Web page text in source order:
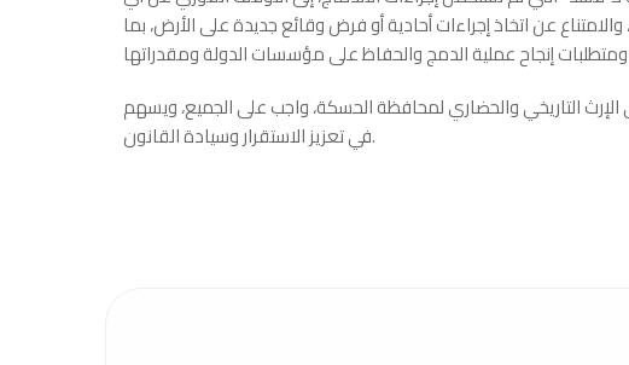
عن اتخاذ إجراءات أحادية أو فرض وقائع جديدة على الأرض، بما
التاريخي والحضاري لمحافظة الحسكة، واجب على الجميع، ويسهم
في تعزيز الاستقرار وسيادة القانون.